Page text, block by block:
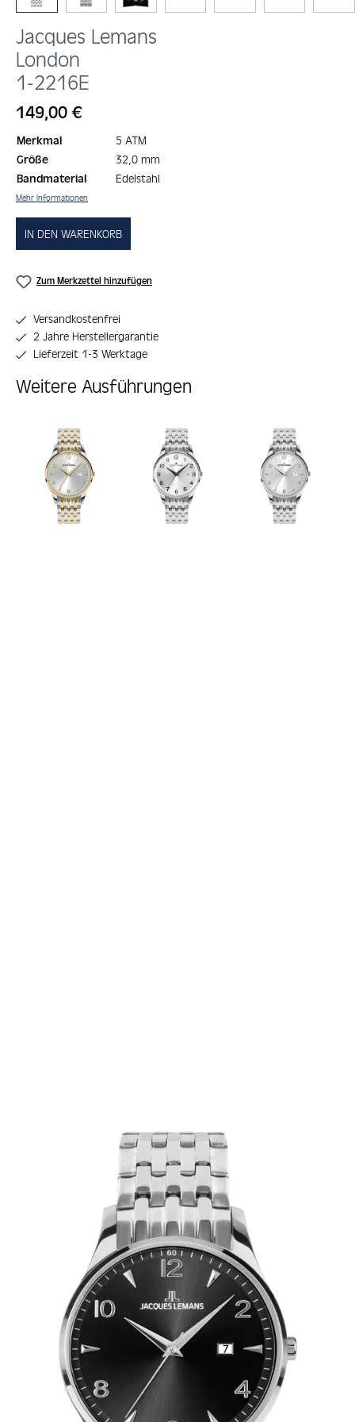
Jacques Lemans
London
1-2216E
Regulärer Preis:
149,00 €
Merkmal
5 ATM
Größe
32,0 mm
Bandmaterial
Edelstahl
Mehr Informationen
IN DEN WARENKORB
Zum Merkzettel hinzufügen
Versandkostenfrei
2 Jahre Herstellergarantie
Lieferzeit 1-3 Werktage
Weitere Ausführungen
Produktgalerie überspringen